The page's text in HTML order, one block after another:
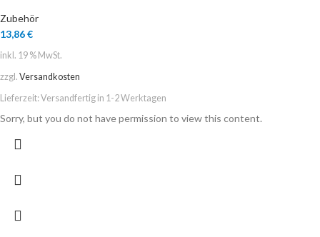
Zubehör
13,86€
inkl. 19 % MwSt.
zzgl. Versandkosten
Lieferzeit: Versandfertig in 1-2 Werktagen
Sorry, but you do not have permission to view this content.